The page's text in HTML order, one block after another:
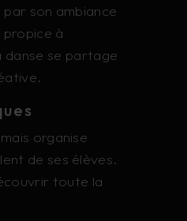
son ambiance
à
danse se partage
organise
de ses élèves.
toute la